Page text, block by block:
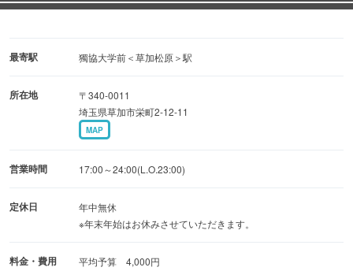
もちろん、宴会コースもございます!!!
3000円♪♪♪
最寄駅 獨協大学前＜草加松原＞駅
所在地
〒340-0011
埼玉県草加市栄町2-12-11
MAP
営業時間 17:00～24:00(L.O.23:00)
定休日
年中無休
※年末年始はお休みさせていただきます。
料金・費用 平均予算 4,000円